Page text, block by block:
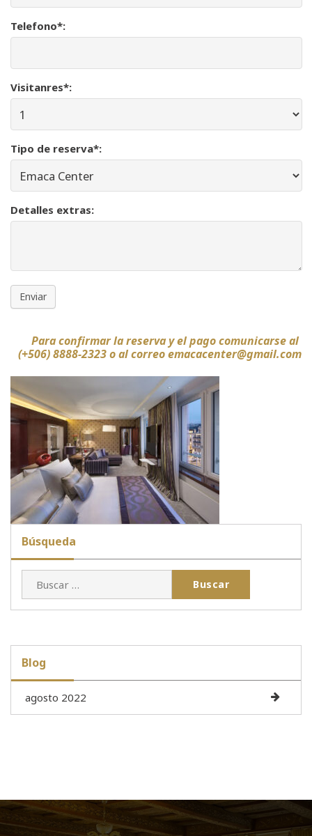
Telefono*:
Visitanres*:
Tipo de reserva*:
Detalles extras:
Enviar
Para confirmar la reserva y el pago comunicarse al
(+506) 8888-2323 o al correo emacacenter@gmail.com
Búsqueda
Blog
agosto 2022